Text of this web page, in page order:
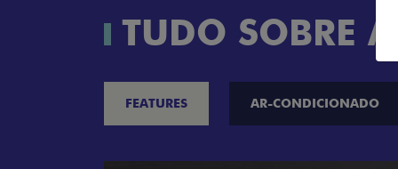
TUDO SOBRE
FEATURES AR-CONDICIONADO